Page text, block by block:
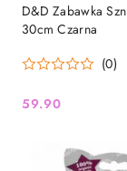
D&D Zabawka
30cm Czarna
(0)
Cena:
59.90